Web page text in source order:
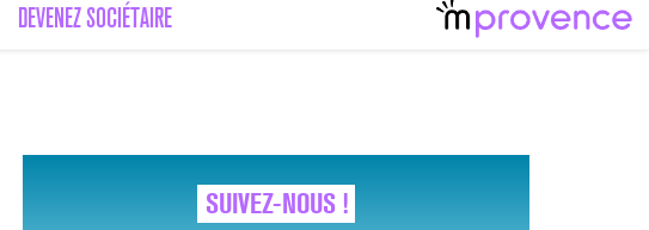
DEVENEZ SOCIÉTAIRE
SUIVEZ-NOUS !